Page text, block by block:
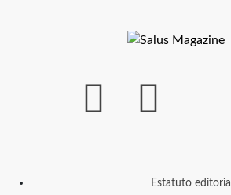
Estatuto editorial